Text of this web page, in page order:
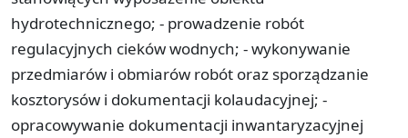
hydrotechnicznego; - prowadzenie robót
regulacyjnych cieków wodnych; - wykonywanie
przedmiarów i obmiarów robót oraz sporządzanie
kosztorysów i dokumentacji kolaudacyjnej; -
opracowywanie dokumentacji inwantaryzacyjnej